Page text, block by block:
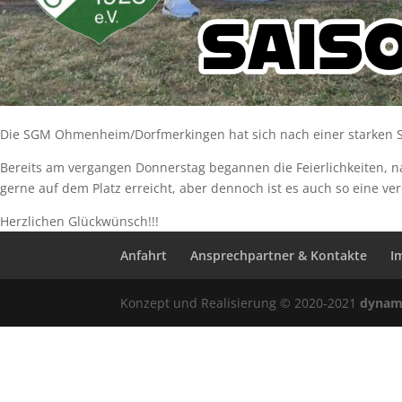
Die SGM Ohmenheim/Dorfmerkingen hat sich nach einer
Bereits am vergangen Donnerstag begannen die
gerne auf dem Platz erreicht, aber dennoch ist es auch so eine
Herzlichen Glückwünsch!!!
Anfahrt
Ansprechpartner & Kontakte
Konzept und Realisierung © 2020-2021